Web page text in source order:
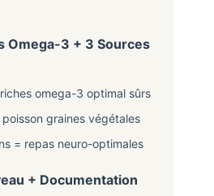
Omega-3 + 3 Sources
omega-3 optimal sûrs
graines végétales
= repas neuro-optimales
+ Documentation